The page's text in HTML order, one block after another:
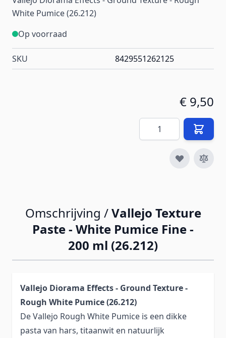
White Pumice (26.212)
Op voorraad
SKU 8429551262125
€ 9,50
Aantal
Omschrijving /Vallejo Texture
Paste - White Pumice Fine -
200 ml (26.212)
Vallejo Diorama Effects - Ground Texture -
Rough White Pumice (26.212)
De Vallejo Rough White Pumice is een dikke
pasta van hars, titaanwit en natuurlijk